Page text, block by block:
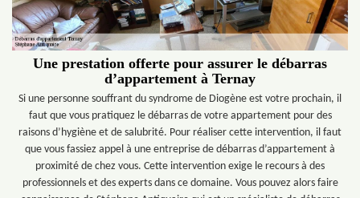
Une prestation offerte pour assurer le débarras
d’appartement à Ternay
Si une personne souffrant du syndrome de Diogène est votre prochain, il
faut que vous pratiquez le débarras de votre appartement pour des
raisons d’hygiène et de salubrité. Pour réaliser cette intervention, il faut
que vous fassiez appel à une entreprise de débarras d’appartement à
proximité de chez vous. Cette intervention exige le recours à des
professionnels et des experts dans ce domaine. Vous pouvez alors faire